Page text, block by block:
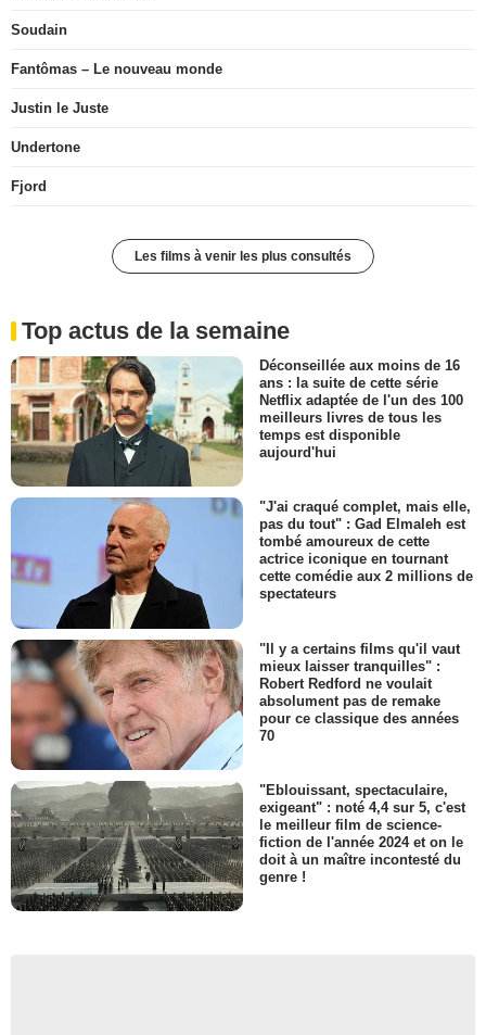
Soudain
Fantômas – Le nouveau monde
Justin le Juste
Undertone
Fjord
Les films à venir les plus consultés
Top actus de la semaine
Déconseillée aux moins de 16
ans : la suite de cette série
Netflix adaptée de l'un des 100
meilleurs livres de tous les
temps est disponible
aujourd'hui
"J'ai craqué complet, mais elle,
pas du tout" : Gad Elmaleh est
tombé amoureux de cette
actrice iconique en tournant
cette comédie aux 2 millions de
spectateurs
"Il y a certains films qu'il vaut
mieux laisser tranquilles" :
Robert Redford ne voulait
absolument pas de remake
pour ce classique des années
70
"Eblouissant, spectaculaire,
exigeant" : noté 4,4 sur 5, c'est
le meilleur film de science-
fiction de l'année 2024 et on le
doit à un maître incontesté du
genre !